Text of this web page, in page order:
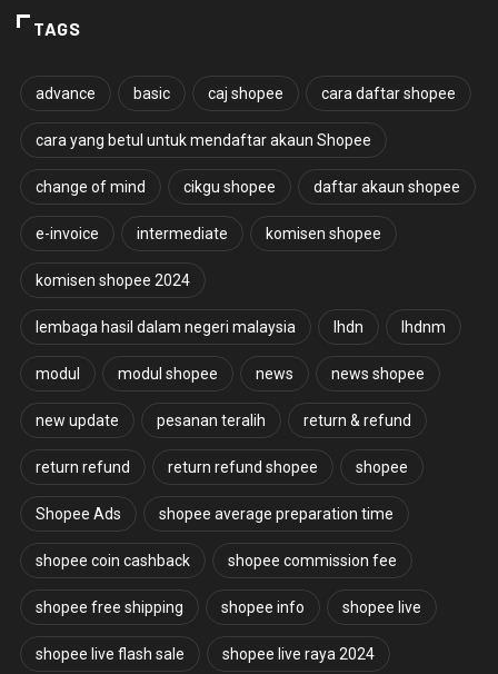
TAGS
advance basic caj shopee cara daftar shopee
cara yang betul untuk mendaftar akaun Shopee
change of mind cikgu shopee daftar akaun shopee
e-invoice intermediate komisen shopee
komisen shopee 2024
lembaga hasil dalam negeri malaysia lhdn lhdnm
modul modul shopee news news shopee
new update pesanan teralih return & refund
return refund return refund shopee shopee
Shopee Ads shopee average preparation time
shopee coin cashback shopee commission fee
shopee free shipping shopee info shopee live
shopee live flash sale shopee live raya 2024